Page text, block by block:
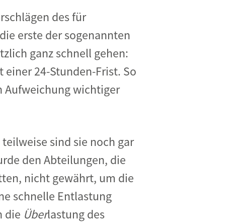
des für
erste der sogenannten
ganz schnell gehen:
24-Stunden-Frist. So
Aufweichung wichtiger
sind sie noch gar
den Abteilungen, die
nicht gewährt, um die
schnelle Entlastung
die Überlastung des